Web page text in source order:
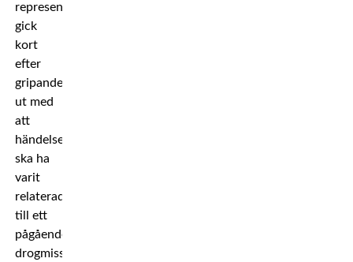
representanter
gick
kort
efter
gripandet
ut med
att
händelsen
ska ha
varit
relaterad
till ett
pågående
drogmissbruk,